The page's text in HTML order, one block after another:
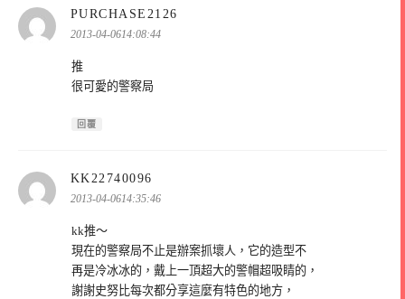
PURCHASE2126
2013-04-0614:08:44
推
很可愛的警察局
回覆
KK22740096
示:
2013-04-0614:35:46
kk推～
現在的警察局不止是辦案抓壞人，它的造型不
再是冷冰冰的，戴上一頂超大的警帽超吸睛的，
謝謝史努比每次都分享這麼有特色的地方，